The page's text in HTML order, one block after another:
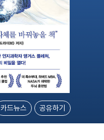
카드뉴스 공유하기